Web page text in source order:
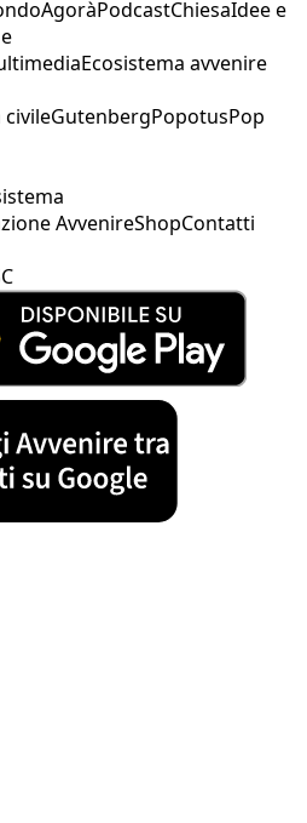
AgoràPodcastChiesaIdee e
Ecosistema avvenire
civileGutenbergPopotusPop
AvvenireShopContatti